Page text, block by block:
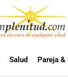
Salud Pareja &